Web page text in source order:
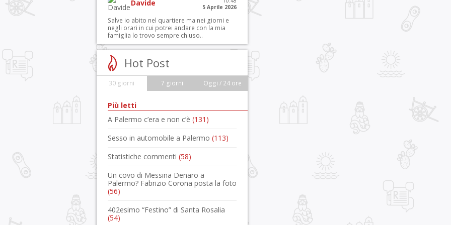
Davide
5 Aprile 2026
Salve io abito nel quartiere ma nei giorni e
negli orari in cui potrei andare con la mia
famiglia lo trovo sempre chiuso..
Hot Post
30 giorni 7 giorni Oggi / 24 ore
Più letti
A Palermo c’era e non c’è (131)
Sesso in automobile a Palermo (113)
Statistiche commenti (58)
Un covo di Messina Denaro a
Palermo? Fabrizio Corona posta la foto
(56)
402esimo “Festino” di Santa Rosalia
(54)